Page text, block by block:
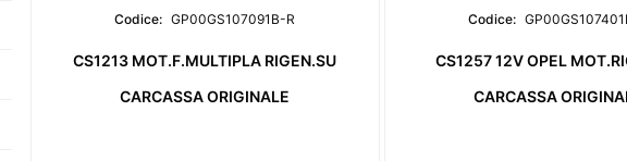
Codice: GP00GS107091B-R
CS1213 MOT.F.MULTIPLA RIGEN.SU
CARCASSA ORIGINALE
Codice:
CS1257 12V OPEL
CARCASSA